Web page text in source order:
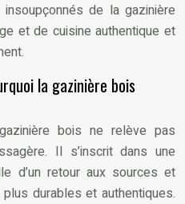
de la gazinière
et de cuisine authentique et
la gazinière bois
bois ne relève pas
Il s’inscrit dans une
d’un retour aux sources et
durables et authentiques.